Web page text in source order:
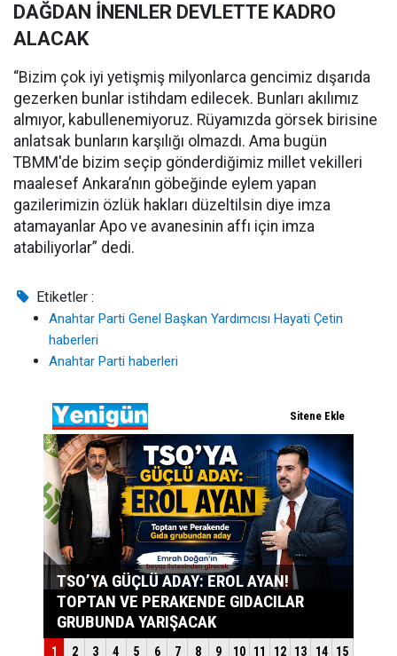
DAĞDAN İNENLER DEVLETTE KADRO
ALACAK
“Bizim çok iyi yetişmiş milyonlarca gencimiz dışarıda
gezerken bunlar istihdam edilecek. Bunları akılımız
almıyor, kabullenemiyoruz. Rüyamızda görsek birisine
anlatsak bunların karşılığı olmazdı. Ama bugün
TBMM'de bizim seçip gönderdiğimiz millet vekilleri
maalesef Ankara’nın göbeğinde eylem yapan
gazilerimizin özlük hakları düzeltilsin diye imza
atamayanlar Apo ve avanesinin affı için imza
atabiliyorlar” dedi.
Etiketler :
Anahtar Parti Genel Başkan Yardımcısı Hayati Çetin
haberleri
Anahtar Parti haberleri